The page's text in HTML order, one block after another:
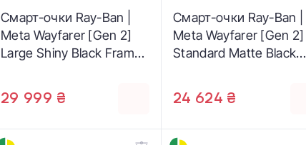
Смарт-очки Ray-Ban |
Meta Wayfarer [Gen 2]
Large Shiny Black Frame /
(RW4012 601/1M 53-22)
29 999 ₴
Смарт-очки Ray-Ban |
Meta Wayfarer [Gen 2]
Standard Matte Black
(RW4012 601ST3 50-22)
24 624 ₴